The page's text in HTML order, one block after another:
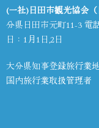
(一社)日田市観光協会
分県日田市元町11-3 電
日：1月1日,2日
大分県知事登録旅行業
国内旅行業取扱管理者